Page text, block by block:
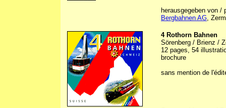
herausgegeben von /
Bergbahnen AG,
4 Rothorn Bahnen
Sörenberg / Brienz /
12 pages, 54
brochure
sans mention de